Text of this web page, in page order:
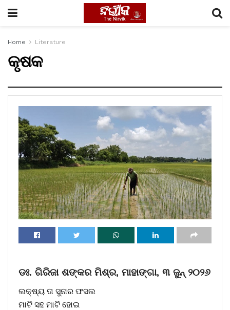
Home Literature
କୃଷକ
ଡଃ. ଗିରିଜା ଶଙ୍କର ମିଶ୍ର, ମାହାଙ୍ଗା, ୩ ଜୁନ୍ ୨୦୨୬
ଲକ୍ଷ୍ୟ ତା ସୁନାର ଫସଲ
ମାଟି ସହ ମାଟି ହୋଇ